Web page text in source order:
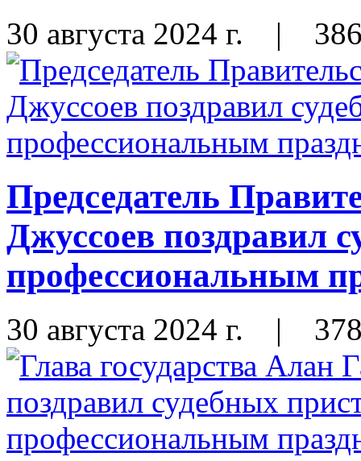
30 августа 2024 г. |
Председатель
Джуссоев поздравил
профессиональным
30 августа 2024 г. |